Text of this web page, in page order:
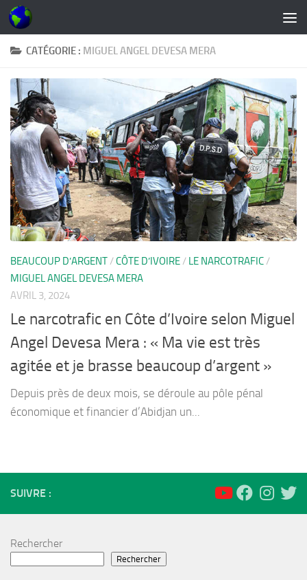
Skip to content
CATÉGORIE : MIGUEL ANGEL DEVESA MERA
BEAUCOUP D’ARGENT /CÔTE D’IVOIRE / LE NARCOTRAFIC /
MIGUEL ANGEL DEVESA MERA
AVRIL 3, 2024
Le narcotrafic en Côte d’Ivoire selon Miguel
Angel Devesa Mera : « Ma vie est très
agitée et je brasse beaucoup d’argent »
Depuis près de deux mois, se déroule au pôle pénal
économique et financier d’Abidjan un...
SUIVRE :
Rechercher
Rechercher